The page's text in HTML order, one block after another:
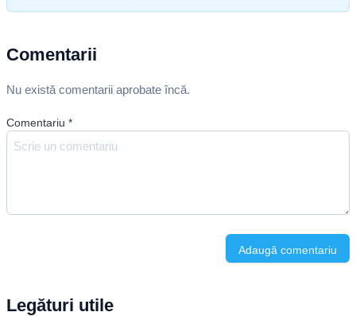
Comentarii
Nu există comentarii aprobate încă.
Comentariu *
Adaugă comentariu
Legături utile